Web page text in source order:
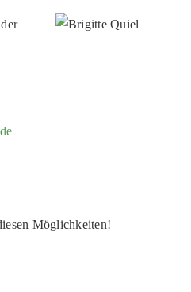
Möglichkeiten!